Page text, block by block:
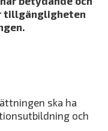
tillgängligheten
ska ha
och